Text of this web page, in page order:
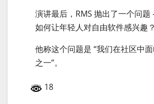
演讲最后，RMS 抛出了一个问
如何让年轻人对自由软件感兴趣
他称这个问题是 “我们在社区中
之一”。
18